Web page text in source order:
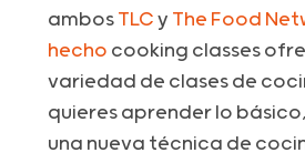
ambos TLC y The Food
hecho cooking classes
variedad de clases de
quieres aprender lo
una nueva técnica de